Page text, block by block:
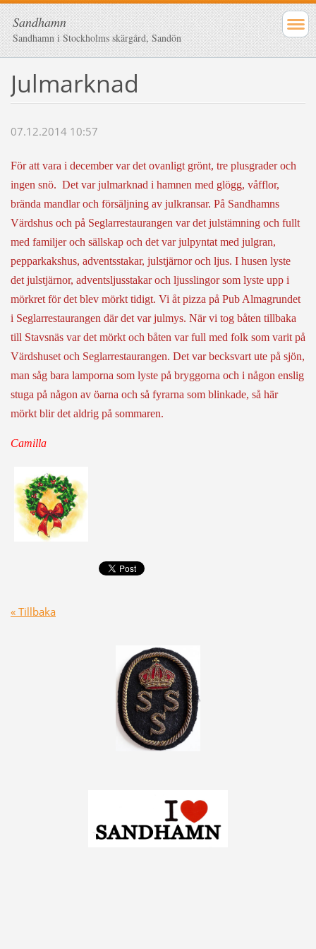
Sandhamn
Sandhamn i Stockholms skärgård, Sandön
Julmarknad
07.12.2014 10:57
För att vara i december var det ovanligt grönt, tre plusgrader och
ingen snö. Det var julmarknad i hamnen med glögg, våfflor,
brända mandlar och försäljning av julkransar. På Sandhamns
Värdshus och på Seglarrestaurangen var det julstämning och fullt
med familjer och sällskap och det var julpyntat med julgran,
pepparkakshus, adventsstakar, julstjärnor och ljus. I husen lyste
det julstjärnor, adventsljusstakar och ljusslingor som lyste upp i
mörkret för det blev mörkt tidigt. Vi åt pizza på Pub Almagrundet
i Seglarrestaurangen där det var julmys. När vi tog båten tillbaka
till Stavsnäs var det mörkt och båten var full med folk som varit på
Värdshuset och Seglarrestaurangen. Det var becksvart ute på sjön,
man såg bara lamporna som lyste på bryggorna och i någon enslig
stuga på någon av öarna och så fyrarna som blinkade, så här
mörkt blir det aldrig på sommaren.
Camilla
« Tillbaka